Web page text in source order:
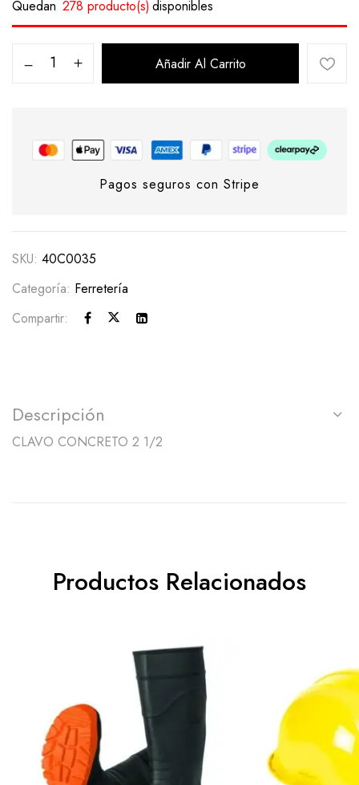
Quedan 278 producto(s) disponibles
Añadir Al Carrito
Pagos seguros con Stripe
SKU: 40C0035
Categoría: Ferretería
Compartir:
Descripción
CLAVO CONCRETO 2 1/2
Productos Relacionados